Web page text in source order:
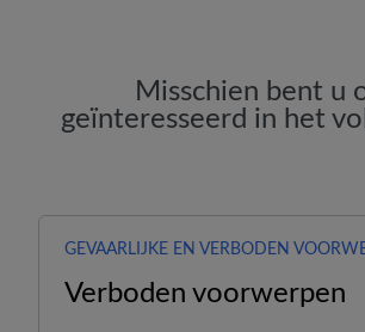
Misschien bent u
geïnteresseerd in het
GEVAARLIJKE EN VERBODEN
Verboden voorwerpen